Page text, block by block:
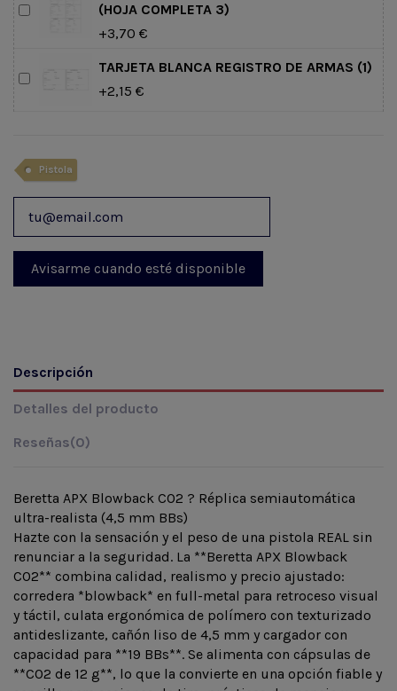
(HOJA COMPLETA 3)
+3,70 €
TARJETA BLANCA REGISTRO DE ARMAS (1)
+2,15 €
Pistola
Descripción
Detalles del producto
Reseñas(0)
Beretta APX Blowback CO2 ? Réplica semiautomática
ultra-realista (4,5 mm BBs)
Hazte con la sensación y el peso de una pistola REAL sin
renunciar a la seguridad. La **Beretta APX Blowback
CO2** combina calidad, realismo y precio ajustado:
corredera *blowback* en full-metal para retroceso visual
y táctil, culata ergonómica de polímero con texturizado
antideslizante, cañón liso de 4,5 mm y cargador con
capacidad para **19 BBs**. Se alimenta con cápsulas de
**CO2 de 12 g**, lo que la convierte en una opción fiable y